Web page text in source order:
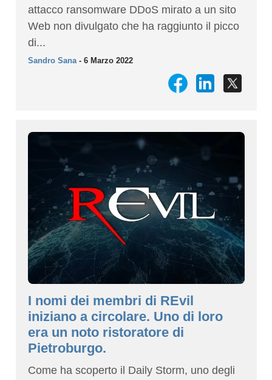
attacco ransomware DDoS mirato a un sito
Web non divulgato che ha raggiunto il picco
di...
Sandro Sana- 6 Marzo 2022
I nomi dei membri di REvil
iniziano a circolare. Uno di loro
era un noto ristoratore di
Pietroburgo.
Come ha scoperto il Daily Storm, uno degli